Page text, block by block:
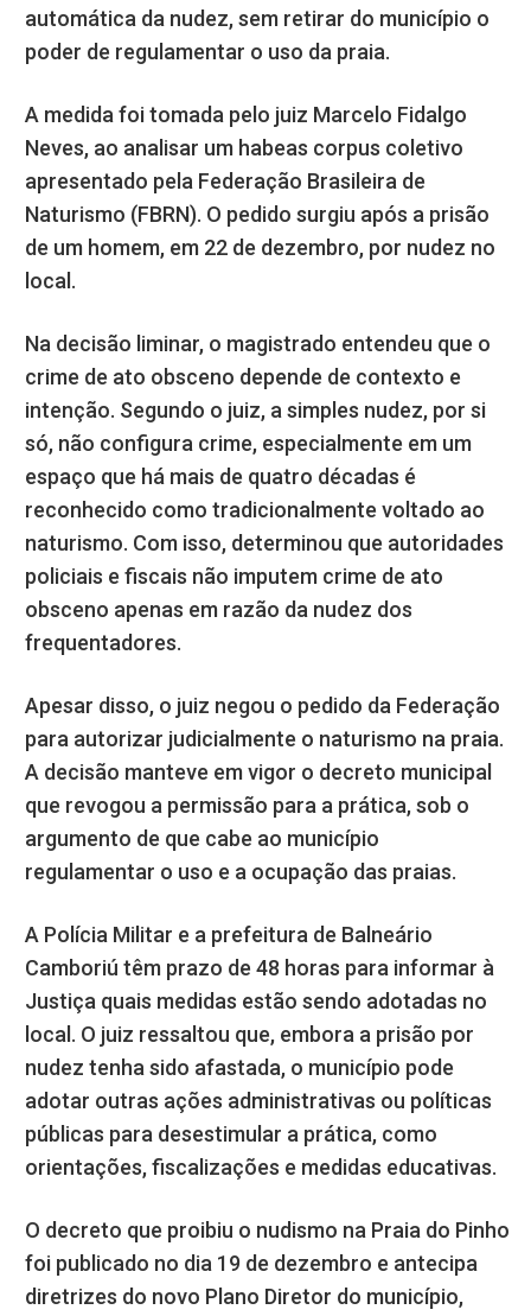
automática da nudez, sem retirar do município o
poder de regulamentar o uso da praia.
A medida foi tomada pelo juiz Marcelo Fidalgo
Neves, ao analisar um habeas corpus coletivo
apresentado pela Federação Brasileira de
Naturismo (FBRN). O pedido surgiu após a prisão
de um homem, em 22 de dezembro, por nudez no
local.
Na decisão liminar, o magistrado entendeu que o
crime de ato obsceno depende de contexto e
intenção. Segundo o juiz, a simples nudez, por si
só, não configura crime, especialmente em um
espaço que há mais de quatro décadas é
reconhecido como tradicionalmente voltado ao
naturismo. Com isso, determinou que autoridades
policiais e fiscais não imputem crime de ato
obsceno apenas em razão da nudez dos
frequentadores.
Apesar disso, o juiz negou o pedido da Federação
para autorizar judicialmente o naturismo na praia.
A decisão manteve em vigor o decreto municipal
que revogou a permissão para a prática, sob o
argumento de que cabe ao município
regulamentar o uso e a ocupação das praias.
A Polícia Militar e a prefeitura de Balneário
Camboriú têm prazo de 48 horas para informar à
Justiça quais medidas estão sendo adotadas no
local. O juiz ressaltou que, embora a prisão por
nudez tenha sido afastada, o município pode
adotar outras ações administrativas ou políticas
públicas para desestimular a prática, como
orientações, fiscalizações e medidas educativas.
O decreto que proibiu o nudismo na Praia do Pinho
foi publicado no dia 19 de dezembro e antecipa
diretrizes do novo Plano Diretor do município,